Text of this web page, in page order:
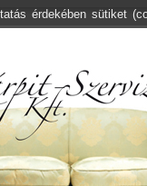
érdekében sütiket